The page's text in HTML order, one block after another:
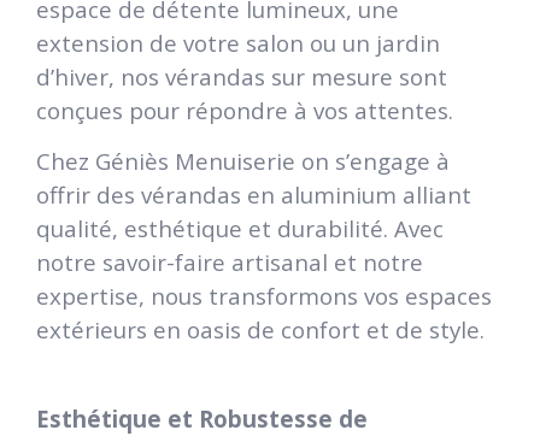
espace de détente lumineux, une
extension de votre salon ou un jardin
d’hiver, nos vérandas sur mesure sont
conçues pour répondre à vos attentes.
Chez Géniès Menuiserie on s’engage à
offrir des vérandas en aluminium alliant
qualité, esthétique et durabilité. Avec
notre savoir-faire artisanal et notre
expertise, nous transformons vos espaces
extérieurs en oasis de confort et de style.
Esthétique et Robustesse de